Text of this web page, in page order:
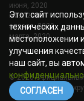
июня, 2020
мая, 2020
апреля, 2020
марта, 2020
© 2026
муниципального
Этот сайт
технических
местоположении
улучшения
наш сайт, вы
СОГЛАСЕН